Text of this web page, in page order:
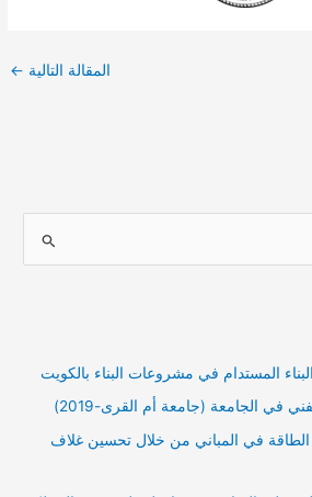
المقالة التالية ←
المستدام في مشروعات البناء بالكويت
في الجامعة (جامعة أم القرى-2019)
الطاقة في المباني من خلال تحسين غلاف